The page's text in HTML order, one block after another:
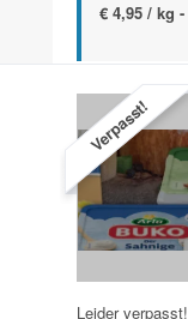
€ 4,95 / kg -
Verpasst!
Leider verpasst!